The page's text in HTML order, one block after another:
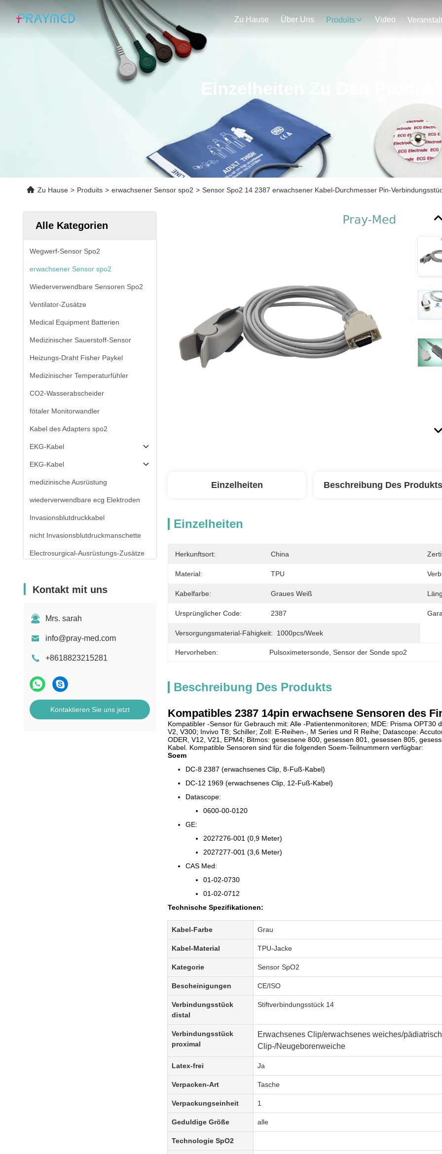
Zu Hause Über Uns Produits Video
Einzelheiten Zu Den
Zu Hause > Produits > erwachsener Sensor spo2 > Sensor Spo2 14 2387 erwachsener Kabel-Durchmesser Pin-
Alle Kategorien
Wegwerf-Sensor Spo2
erwachsener Sensor spo2
Wiederverwendbare Sensoren Spo2
Ventilator-Zusätze
Medical Equipment Batterien
Medizinischer Sauerstoff-Sensor
Heizungs-Draht Fisher Paykel
Medizinischer Temperaturfühler
CO2-Wasserabscheider
fötaler Monitorwandler
Kabel des Adapters spo2
EKG-Kabel
EKG-Kabel
medizinische Ausrüstung
wiederverwendbare ecg Elektroden
Invasionsblutdruckkabel
nicht Invasionsblutdruckmanschette
Electrosurgical-Ausrüstungs-Zusätze
Kontakt mit uns
Mrs. sarah
info@pray-med.com
+8618823215281
Kontaktieren Sie uns jetzt
Einzelheiten Beschreibung Des Produkts
Einzelheiten
Herkunftsort: China
Material: TPU
Kabelfarbe: Graues Weiß
Ursprünglicher Code: 2387
Versorgungsmaterial-Fähigkeit: 1000pcs/week
Hervorheben: Pulsoximetersonde , Sensor der Sonde spo2
Beschreibung Des Produkts
Kompatibles 2387 14pin erwachsene Sensoren des
Kompatibler -Sensor für Gebrauch mit: Alle -Patientenmonitoren; MDE: Prisma
V2, V300; Invivo T8; Schiller; Zoll: E-Reihen-, M Series und R Reihe; Datascope:
ODER, V12, V21, EPM4; Bitmos: gesessene 800, gesessen 801, gesessen 805,
Kabel. Kompatible Sensoren sind für die folgenden Soem-Teilnummern verfügbar:
Soem
DC-8 2387 (erwachsenes Clip, 8-Fuß-Kabel)
DC-12 1969 (erwachsenes Clip, 12-Fuß-Kabel)
Datascope:
0600-00-0120
GE:
2027276-001 (0,9 Meter)
2027277-001 (3,6 Meter)
CAS Med:
01-02-0730
01-02-0712
Technische Spezifikationen:
Kabel-Farbe Grau
Kabel-Material TPU-Jacke
Kategorie Sensor SpO2
Bescheinigungen CE/ISO
Verbindungsstück
distal
Stiftverbindungsstück 14
Verbindungsstück
proximal
Erwachsenes Clip/erwachsenes weiches/
Clip-/Neugeborenweiche
Latex-frei Ja
Verpacken-Art Tasche
Verpackungseinheit 1
Geduldige Größe alle
Technologie SpO2